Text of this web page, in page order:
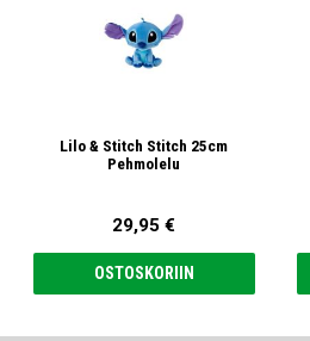
Lilo & Stitch Stitch 25cm
Pehmolelu
29,95 €
OSTOSKORIIN